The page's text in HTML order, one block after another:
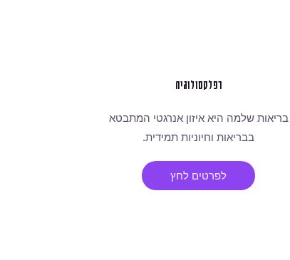
רפלקסולוגיה
בריאות שלמה היא איזון אנרגטי המתבטא
בבריאות וחיוניות תמידית.
לפרטים לחץ